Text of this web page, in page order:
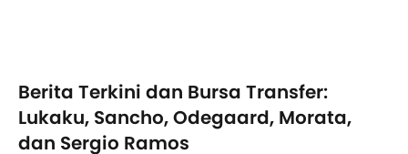
Berita Terkini dan Bursa Transfer:
Lukaku, Sancho, Odegaard, Morata,
dan Sergio Ramos